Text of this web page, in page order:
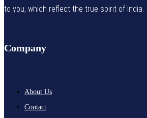
to you, which reflect the true spirit of India.
Company
About Us
Contact